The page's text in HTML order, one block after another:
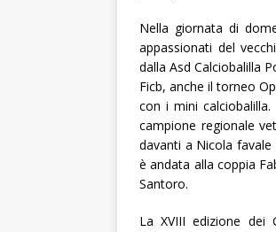
Nella giornata di
appassionati del
dalla Asd Calciobalilla
Ficb, anche il torneo
con i mini
campione regionale
davanti a Nicola
è andata alla coppia
Santoro.
La XVIII edizione dei